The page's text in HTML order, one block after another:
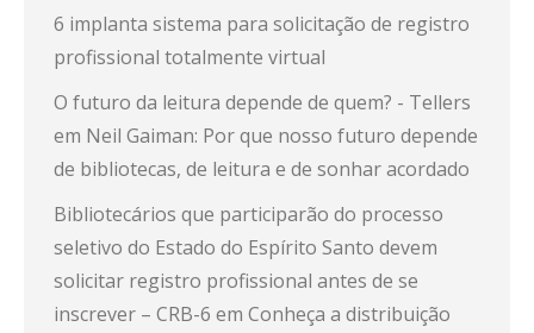
6 implanta sistema para solicitação de registro
profissional totalmente virtual
O futuro da leitura depende de quem? - Tellers
em Neil Gaiman: Por que nosso futuro depende
de bibliotecas, de leitura e de sonhar acordado
Bibliotecários que participarão do processo
seletivo do Estado do Espírito Santo devem
solicitar registro profissional antes de se
inscrever – CRB-6 em Conheça a distribuição